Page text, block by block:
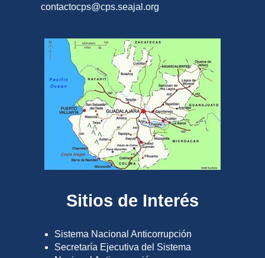
contactocps@cps.seajal.org
Sitios de Interés
Sistema Nacional Anticorrupción
Secretaría Ejecutiva del Sistema